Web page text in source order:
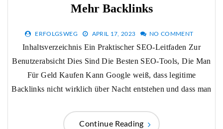
Mehr Backlinks
ERFOLGSWEG APRIL 17, 2023 NO COMMENT
Inhaltsverzeichnis Ein Praktischer SEO-Leitfaden Zur
Benutzerabsicht Dies Sind Die Besten SEO-Tools, Die Man
Für Geld Kaufen Kann Google weiß, dass legitime
Backlinks nicht wirklich über Nacht entstehen und dass man
Continue Reading